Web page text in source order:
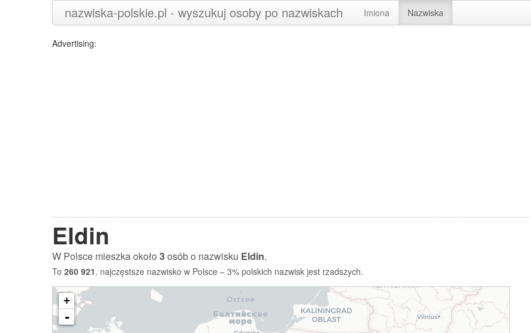
nazwiska-polskie.pl - wyszukuj osoby po nazwiskach Imiona Nazwiska
Advertising:
Eldin
W Polsce mieszka około3osób o nazwisku Eldin.
To 260 921. najczęstsze nazwisko w Polsce – 3% polskich nazwisk jest rzadszych.
+
-